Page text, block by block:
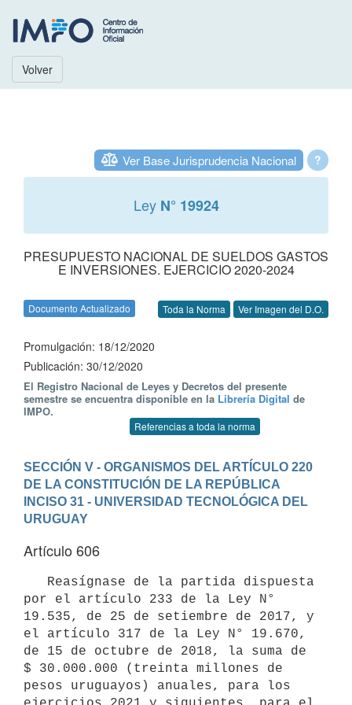
Volver
?
Ver Base Jurisprudencia Nacional
Ley N° 19924
PRESUPUESTO NACIONAL DE SUELDOS GASTOS
E INVERSIONES. EJERCICIO 2020-2024
Documento Actualizado Toda la Norma Ver Imagen del D.O.
Promulgación: 18/12/2020
Publicación: 30/12/2020
El Registro Nacional de Leyes y Decretos del presente
semestre se encuentra disponible en la Librería Digital de
IMPO.
Referencias a toda la norma
SECCIÓN V - ORGANISMOS DEL ARTÍCULO 220
DE LA CONSTITUCIÓN DE LA REPÚBLICA
INCISO 31 - UNIVERSIDAD TECNOLÓGICA DEL
URUGUAY
Artículo 606
por el artículo 233 de la Ley N°
19.535, de 25 de setiembre de 2017, y
el artículo 317 de la Ley N° 19.670,
de 15 de octubre de 2018, la suma de
$ 30.000.000 (treinta millones de
pesos uruguayos) anuales, para los